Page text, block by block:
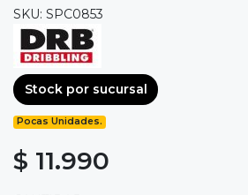
SKU: SPC0853
Stock por sucursal
Pocas Unidades.
$ 11.990